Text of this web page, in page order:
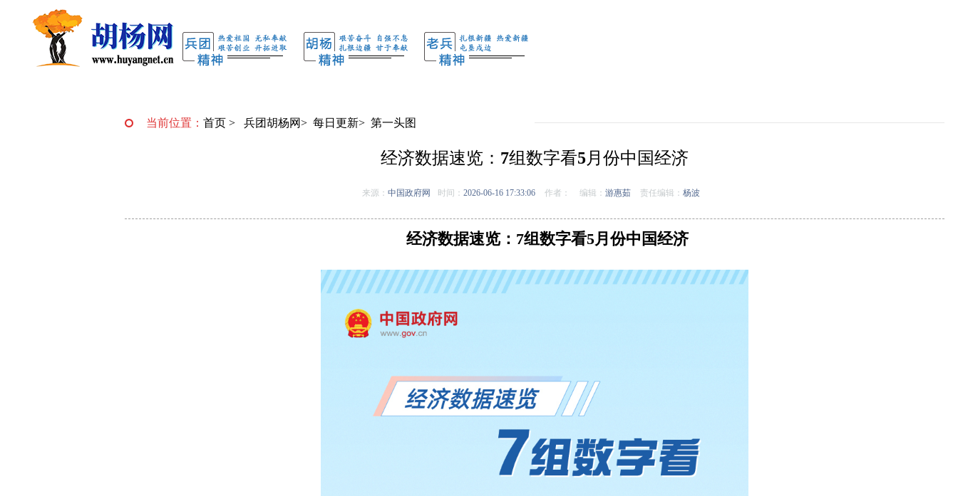
当前位置： 首页 > 兵团胡杨网> 每日更新> 第一头图
经济数据速览：7组数字看5月份中国经济
来源： 中国政府网 时间： 2026-06-16 17:33:06 作者： 编辑： 游惠茹 责任编辑： 杨波
经济数据速览：7组数字看5月份中国经济